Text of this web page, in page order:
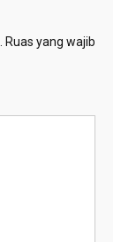
Ruas yang wajib